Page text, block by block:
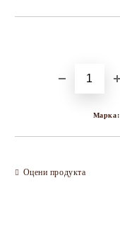
Марка:
Оцени продукта